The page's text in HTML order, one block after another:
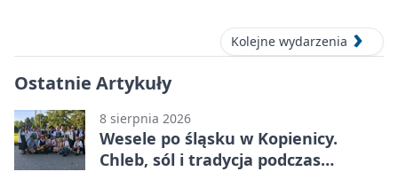
Kolejne wydarzenia
Ostatnie Artykuły
8 sierpnia 2026
Wesele po śląsku w Kopienicy.
Chleb, sól i tradycja podczas